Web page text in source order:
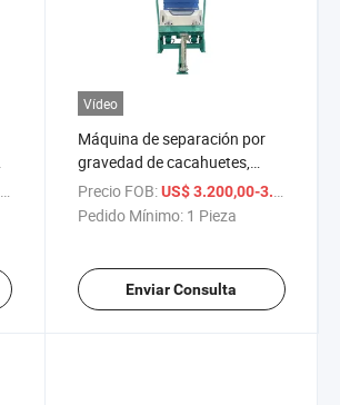
/ Pieza
Vídeo
Máquina de separación por
gravedad de cacahuetes,
máquina de separación por
gravedad de sojas, eliminando
Precio FOB: US$ 3.200,00-3.400,00
Pedido Mínimo: 1 Pieza
Enviar Consulta